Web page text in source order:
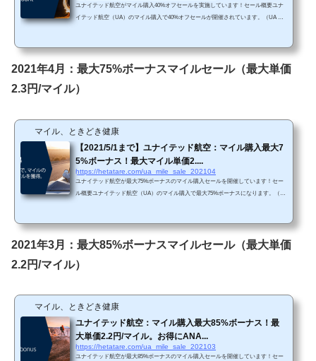
ユナイテッド航空がマイル購入40%オフセールを実施しています！セール概要ユナ
イテッド航空（UA）のマイル購入で40%オフセールが開催されています。（UA HP
しては、過去に開催された購入マイル最大75%ボーナスセールや最大85%ボーナス
セールと比較すると、30,000マイル以下のマイルを購入する場合は本セールの方が
2021年4月：最大75%ボーナスマイルセール（最大単価
2.3円/マイル）
マイル、ときどき健康
【2021/5/1まで】ユナイテッド航空：マイル購入最大7
5%ボーナス！最大マイル単価2....
https://hetatare.com/ua_mile_sale_202104
ユナイテッド航空が最大75%ボーナスのマイル購入セールを開催しています！セー
ル概要ユナイテッド航空（UA）のマイル購入で最大75%ボーナスになります。（ユ
がありません。 Chromeで「リダイレクトが繰り返し行われました」というエラー
が生じてしまったら、以下の方法を試してみて下さい。 単価購入マイルによってボ
2021年3月：最大85%ボーナスマイルセール（最大単価
2.2円/マイル）
マイル、ときどき健康
ユナイテッド航空：マイル購入最大85%ボーナス！最
大単価2.2円/マイル。お得にANA...
https://hetatare.com/ua_mile_sale_202103
ユナイテッド航空が最大85%ボーナスのマイル購入セールを開催しています！セー